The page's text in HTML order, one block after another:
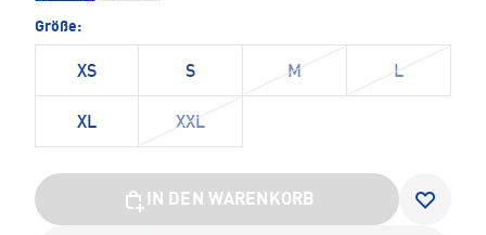
Größe:
XS S M L
XL XXL
IN DEN WARENKORB